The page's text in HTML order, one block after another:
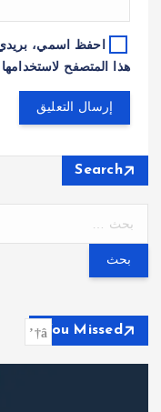
احفظ اسمي، بريدي
هذا المتصفح
Search
ح
ع
You Missed